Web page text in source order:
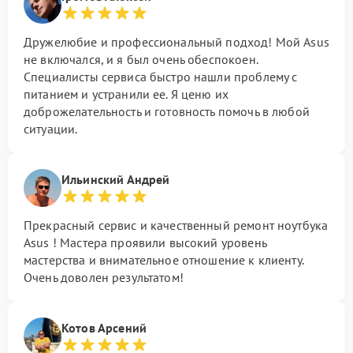
Дружелюбие и профессиональный подход! Мой Asus
не включался, и я был очень обеспокоен.
Специалисты сервиса быстро нашли проблему с
питанием и устранили ее. Я ценю их
доброжелательность и готовность помочь в любой
ситуации.
Ильинский Андрей
Прекрасный сервис и качественный ремонт ноутбука
Asus ! Мастера проявили высокий уровень
мастерства и внимательное отношение к клиенту.
Очень доволен результатом!
Котов Арсений